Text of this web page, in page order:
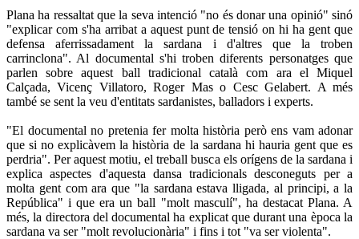
Plana ha ressaltat que la seva intenció "no és donar una opinió" sinó
"explicar com s'ha arribat a aquest punt de tensió on hi ha gent que
defensa aferrissadament la sardana i d'altres que la troben
carrinclona". Al documental s'hi troben diferents personatges que
parlen sobre aquest ball tradicional català com ara el Miquel
Calçada, Vicenç Villatoro, Roger Mas o Cesc Gelabert. A més
també se sent la veu d'entitats sardanistes, balladors i experts.
"El documental no pretenia fer molta història però ens vam adonar
que si no explicàvem la història de la sardana hi hauria gent que es
perdria". Per aquest motiu, el treball busca els orígens de la sardana i
explica aspectes d'aquesta dansa tradicionals desconeguts per a
molta gent com ara que "la sardana estava lligada, al principi, a la
República" i que era un ball "molt masculí", ha destacat Plana. A
més, la directora del documental ha explicat que durant una època la
sardana va ser "molt revolucionària" i fins i tot "va ser violenta".